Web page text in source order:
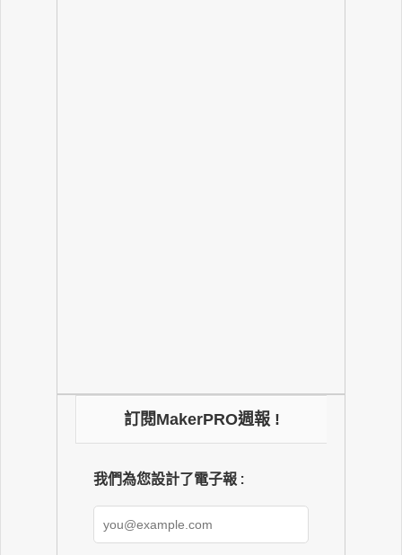
訂閱MakerPRO週報 !
我們為您設計了電子報 :